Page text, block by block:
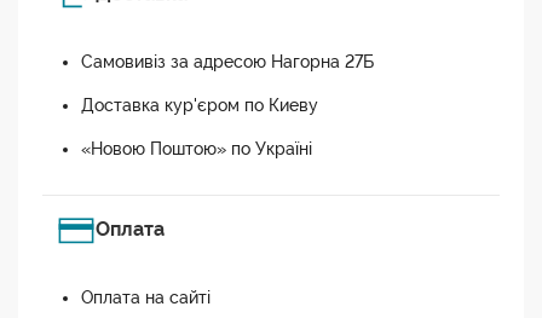
Самовивіз за адресою Нагорна 27Б
Доставка кур'єром по Киеву
«Новою Поштою» по Україні
Оплата
Оплата на сайті